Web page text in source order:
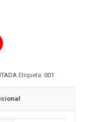
Etiqueta: 001